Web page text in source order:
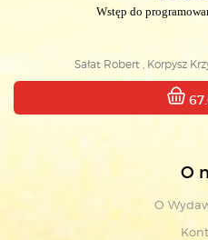
Wstęp do
Sałat Robert , Korpysz
O
O